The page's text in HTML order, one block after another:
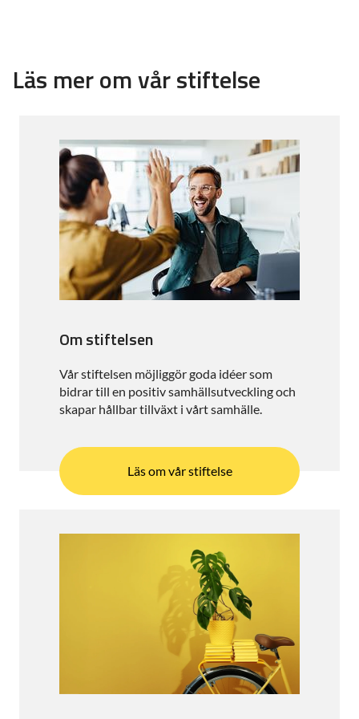
Läs mer om vår stiftelse
Om stiftelsen
Vår stiftelsen möjliggör goda idéer som
bidrar till en positiv samhällsutveckling och
skapar hållbar tillväxt i vårt samhälle.
Läs om vår stiftelse